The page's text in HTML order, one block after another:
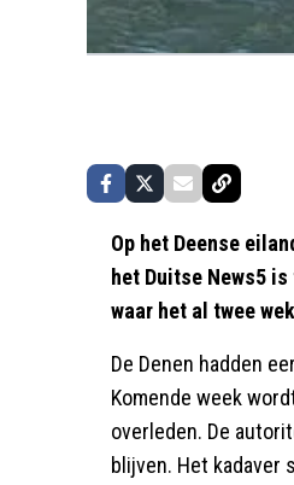
Op het Deense
het Duitse News5
waar het al twee
De Denen hadden
Komende week
overleden. De
blijven. Het kadaver